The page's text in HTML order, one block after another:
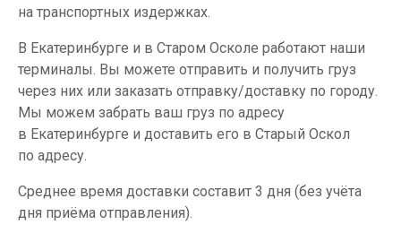
на транспортных издержках.
В Екатеринбурге и в Старом Осколе работают наши
терминалы. Вы можете отправить и получить груз
через них или заказать отправку/доставку по городу.
Мы можем забрать ваш груз по адресу
в Екатеринбурге и доставить его в Старый Оскол
по адресу.
Среднее время доставки составит 3 дня (без учёта
дня приёма отправления).